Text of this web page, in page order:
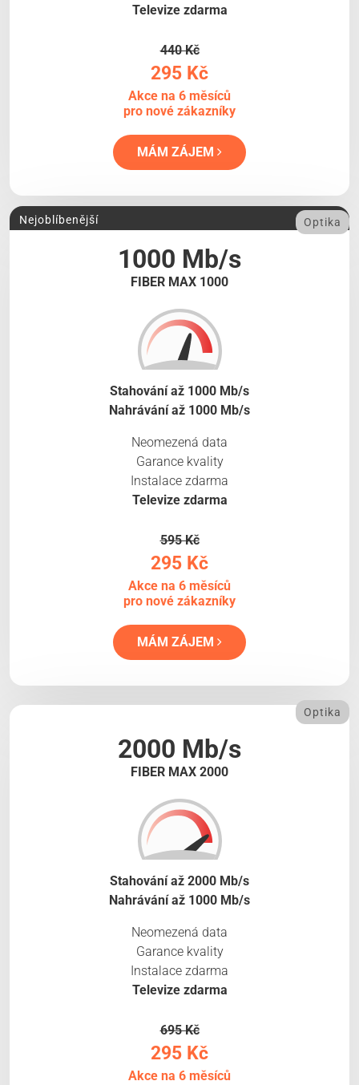
Televize zdarma
440 Kč
295 Kč
Akce na 6 měsíců
pro nové zákazníky
MÁM ZÁJEM
1000 Mb/s
FIBER MAX 1000
Nejoblíbenější Optika
Stahování až 1000 Mb/s
Nahrávání až 1000 Mb/s
Neomezená data
Garance kvality
Instalace zdarma
Televize zdarma
595 Kč
295 Kč
Akce na 6 měsíců
pro nové zákazníky
MÁM ZÁJEM
2000 Mb/s
FIBER MAX 2000
Optika
Stahování až 2000 Mb/s
Nahrávání až 1000 Mb/s
Neomezená data
Garance kvality
Instalace zdarma
Televize zdarma
695 Kč
295 Kč
Akce na 6 měsíců